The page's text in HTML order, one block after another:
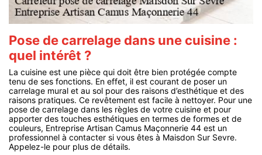
Pose de carrelage dans une cuisine :
quel intérêt ?
La cuisine est une pièce qui doit être bien protégée compte
tenu de ses fonctions. En effet, il est courant de poser un
carrelage mural et au sol pour des raisons d’esthétique et des
raisons pratiques. Ce revêtement est facile à nettoyer. Pour une
pose de carrelage dans les règles de votre cuisine et pour
apporter des touches esthétiques en termes de formes et de
couleurs, Entreprise Artisan Camus Maçonnerie 44 est un
professionnel à contacter si vous êtes à Maisdon Sur Sevre.
Appelez-le pour plus de détails.